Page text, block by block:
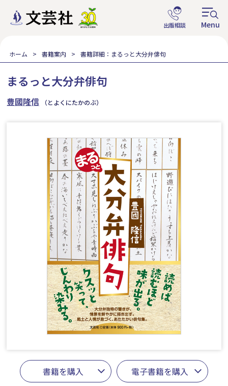
ホーム 書籍案内 書籍詳細：まるっと大分弁俳句
まるっと大分弁俳句
豊國隆信 （とよくにたかのぶ）
書籍を購入 電子書籍を購入